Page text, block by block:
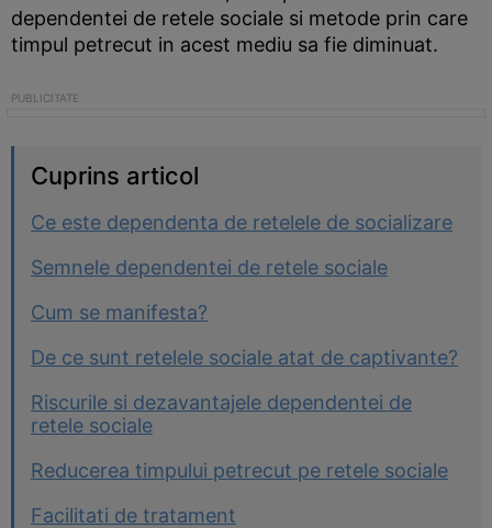
dependentei de retele sociale si metode prin care
timpul petrecut in acest mediu sa fie diminuat.
Cuprins articol
Ce este dependenta de retelele de socializare
Semnele dependentei de retele sociale
Cum se manifesta?
De ce sunt retelele sociale atat de captivante?
Riscurile si dezavantajele dependentei de
retele sociale
Reducerea timpului petrecut pe retele sociale
Facilitati de tratament